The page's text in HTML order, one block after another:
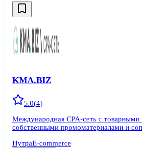
KMA.BIZ
5.0(4)
Международная CPA-сеть с
собственными промоматериалами и
НутраE-commerce